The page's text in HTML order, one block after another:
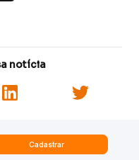
notícia
Cadastrar